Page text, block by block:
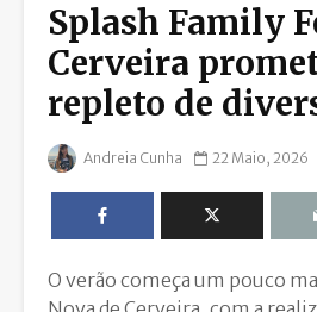
Splash Family
Cerveira
repleto de
Andreia Cunha 22 Maio, 2026
O verão começa um pouco